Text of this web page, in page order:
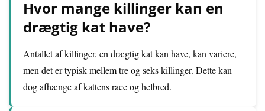
Hvor mange killinger kan en
drægtig kat have?
Antallet af killinger, en drægtig kat kan have, kan variere,
men det er typisk mellem tre og seks killinger. Dette kan
dog afhænge af kattens race og helbred.